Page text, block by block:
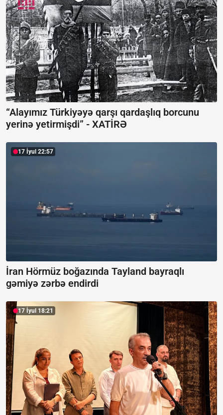
“Alayımız Türkiyəyə qarşı qardaşlıq borcunu
yerinə yetirmişdi” - XATİRƏ
17 İyul 22:57
İran Hörmüz boğazında Tayland bayraqlı
gəmiyə zərbə endirdi
17 İyul 18:21